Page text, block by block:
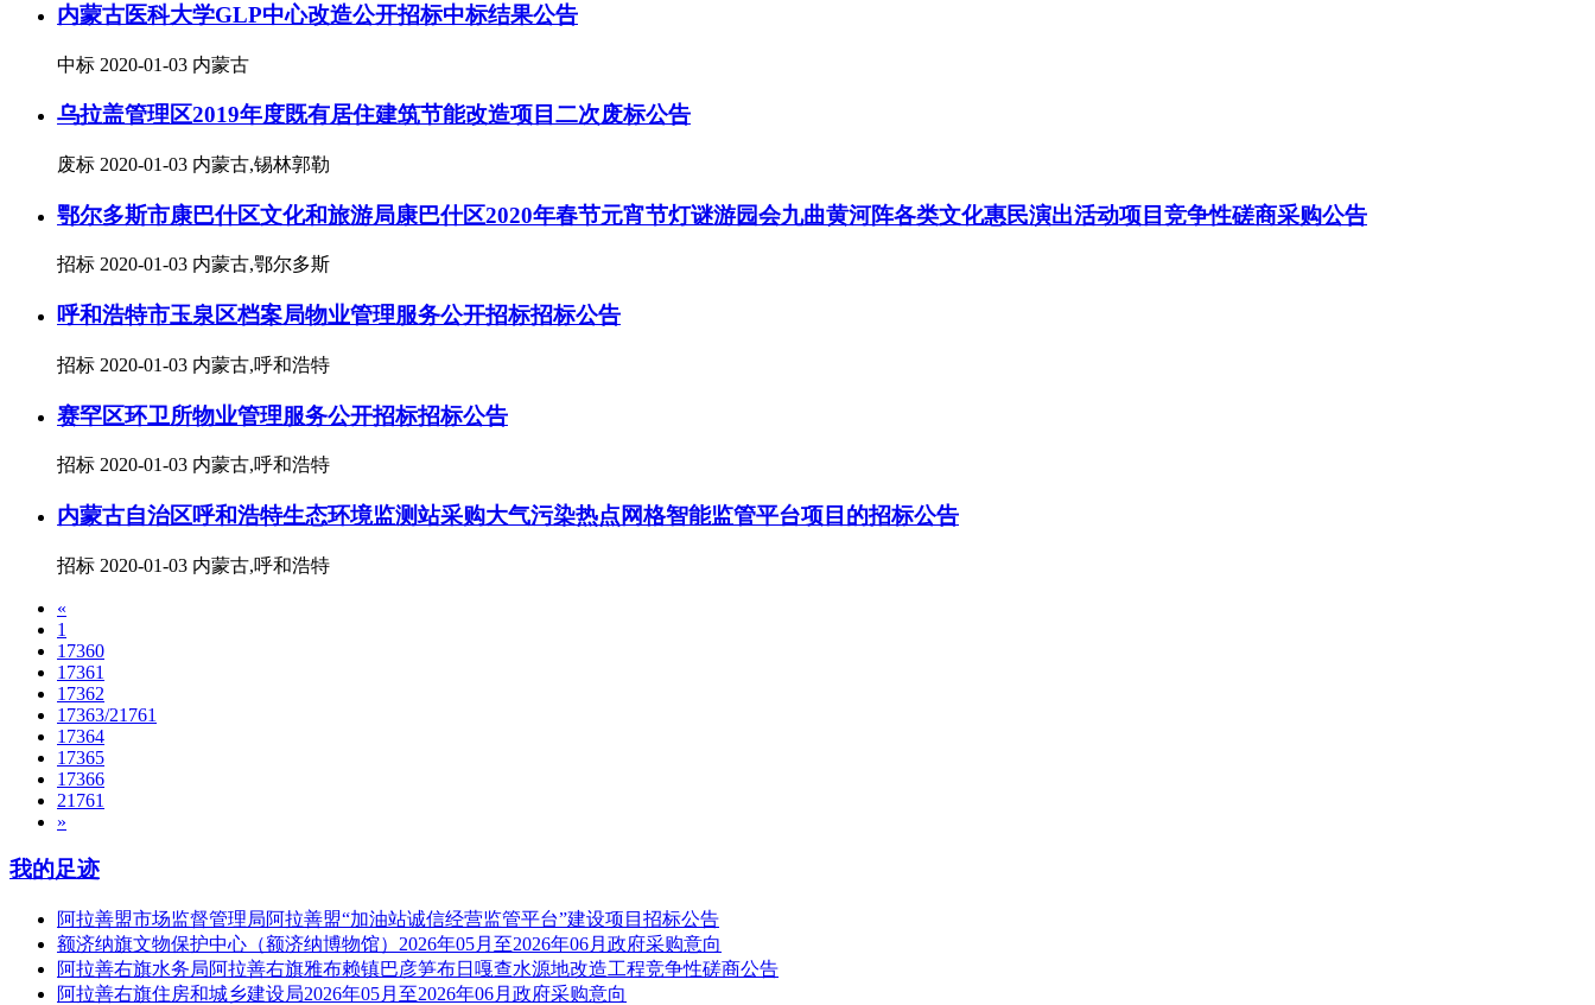
内蒙古医科大学GLP中心改造公开招标中标结果公告
中标 2020-01-03 内蒙古
乌拉盖管理区2019年度既有居住建筑节能改造项目二次废标公告
废标 2020-01-03 内蒙古,锡林郭勒
鄂尔多斯市康巴什区文化和旅游局康巴什区2020年春节元宵节灯谜游园会九曲黄河阵各类文化惠民演出活动项目竞争性磋商采购公告
招标 2020-01-03 内蒙古,鄂尔多斯
呼和浩特市玉泉区档案局物业管理服务公开招标招标公告
招标 2020-01-03 内蒙古,呼和浩特
赛罕区环卫所物业管理服务公开招标招标公告
招标 2020-01-03 内蒙古,呼和浩特
内蒙古自治区呼和浩特生态环境监测站采购大气污染热点网格智能监管平台项目的招标公告
招标 2020-01-03 内蒙古,呼和浩特
«
1
17360
17361
17362
17363/21761
17364
17365
17366
21761
»
我的足迹
阿拉善盟市场监督管理局阿拉善盟“加油站诚信经营监管平台”建设项目招标公告
额济纳旗文物保护中心（额济纳博物馆）2026年05月至2026年06月政府采购意向
阿拉善右旗水务局阿拉善右旗雅布赖镇巴彦笋布日嘎查水源地改造工程竞争性磋商公告
阿拉善右旗住房和城乡建设局2026年05月至2026年06月政府采购意向